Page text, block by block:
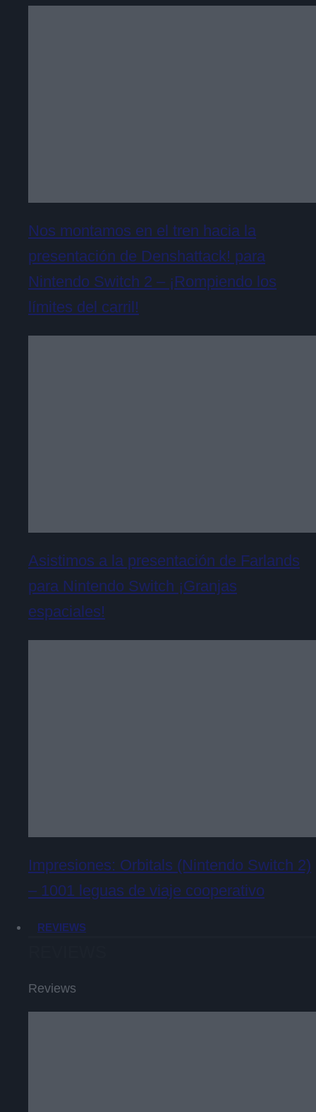
Nos montamos en el tren hacia la
presentación de Denshattack! para
Nintendo Switch 2 – ¡Rompiendo los
límites del carril!
Asistimos a la presentación de Farlands
para Nintendo Switch ¡Granjas
espaciales!
Impresiones: Orbitals (Nintendo Switch 2)
– 1001 leguas de viaje cooperativo
REVIEWS
Reviews